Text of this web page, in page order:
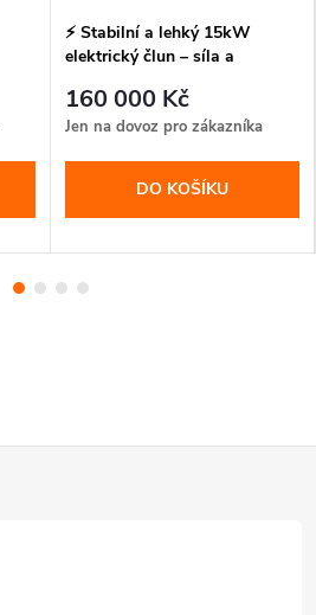
⚡ Stabilní a lehký 15kW
elektrický člun – síla a
160 000 Kč
Jen na dovoz pro zákazníka
DO KOŠÍKU